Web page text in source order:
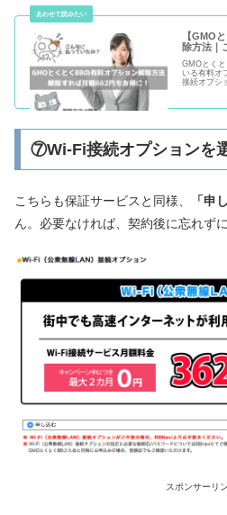
【GMO
除方法｜
GMOとく
いる有料オ
接続オプシ
で月額662
⑦Wi-Fi接続オプションを
こちらも保証サービスと同様、 「申
ん。必要なければ、契約後に忘れず
スポンサーリ